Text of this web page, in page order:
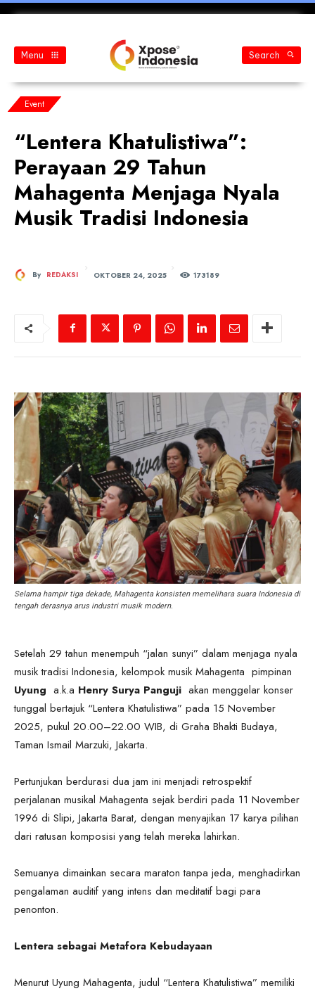
Menu Search
Event
“Lentera Khatulistiwa”:
Perayaan 29 Tahun
Mahagenta Menjaga Nyala
Musik Tradisi Indonesia
By REDAKSI OKTOBER 24, 2025 173189
Selama hampir tiga dekade, Mahagenta konsisten memelihara suara Indonesia di
tengah derasnya arus industri musik modern.
Setelah 29 tahun menempuh “jalan sunyi” dalam menjaga nyala
musik tradisi Indonesia, kelompok musik Mahagenta pimpinan
Uyung a.k.a Henry Surya Panguji akan menggelar konser
tunggal bertajuk “Lentera Khatulistiwa” pada 15 November
2025, pukul 20.00–22.00 WIB, di Graha Bhakti Budaya,
Taman Ismail Marzuki, Jakarta.
Pertunjukan berdurasi dua jam ini menjadi retrospektif
perjalanan musikal Mahagenta sejak berdiri pada 11 November
1996 di Slipi, Jakarta Barat, dengan menyajikan 17 karya pilihan
dari ratusan komposisi yang telah mereka lahirkan.
Semuanya dimainkan secara maraton tanpa jeda, menghadirkan
pengalaman auditif yang intens dan meditatif bagi para
penonton.
Lentera sebagai Metafora Kebudayaan
Menurut Uyung Mahagenta, judul “Lentera Khatulistiwa” memiliki